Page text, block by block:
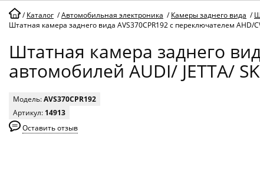
/Каталог /Автомобильная электроника /Камеры заднего вида /
Штатная камера заднего вида AVS370CPR192 с переключателем AHD/
Штатная камера заднего
автомобилей AUDI/ JETTA/
Модель:AVS370CPR192
Артикул: 14913
Оставить отзыв